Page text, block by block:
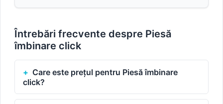
Întrebări frecvente despre Piesă
îmbinare click
Care este prețul pentru Piesă îmbinare
click?